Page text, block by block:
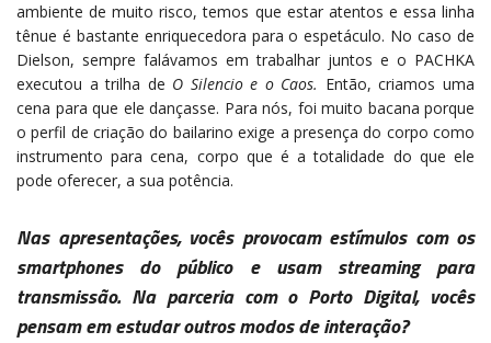
ambiente de muito risco, temos que estar atentos e essa linha
tênue é bastante enriquecedora para o espetáculo. No caso de
Dielson, sempre falávamos em trabalhar juntos e o PACHKA
executou a trilha de O Silencio e o Caos. Então, criamos uma
cena para que ele dançasse. Para nós, foi muito bacana porque
o perfil de criação do bailarino exige a presença do corpo como
instrumento para cena, corpo que é a totalidade do que ele
pode oferecer, a sua potência.
Nas apresentações, vocês provocam estímulos com os
smartphones do público e usam streaming para
transmissão. Na parceria com o Porto Digital, vocês
pensam em estudar outros modos de interação?